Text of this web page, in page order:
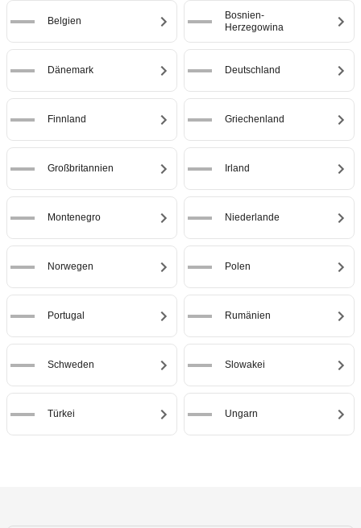
Belgien
Bosnien-
Herzegowina
Dänemark Deutschland
Finnland Griechenland
Großbritannien Irland
Montenegro Niederlande
Norwegen Polen
Portugal Rumänien
Schweden Slowakei
Türkei Ungarn